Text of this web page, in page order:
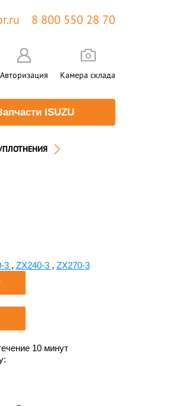
8 800 550 28 70
Авторизация Камера склада
ISUZU
3 , ZX240-3 , ZX270-3
10 минут